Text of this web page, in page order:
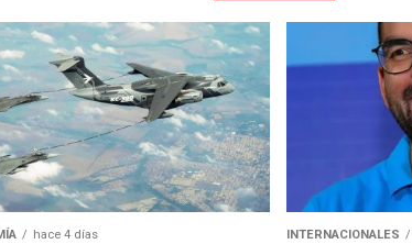
hace 4 días INTERNACIONALES